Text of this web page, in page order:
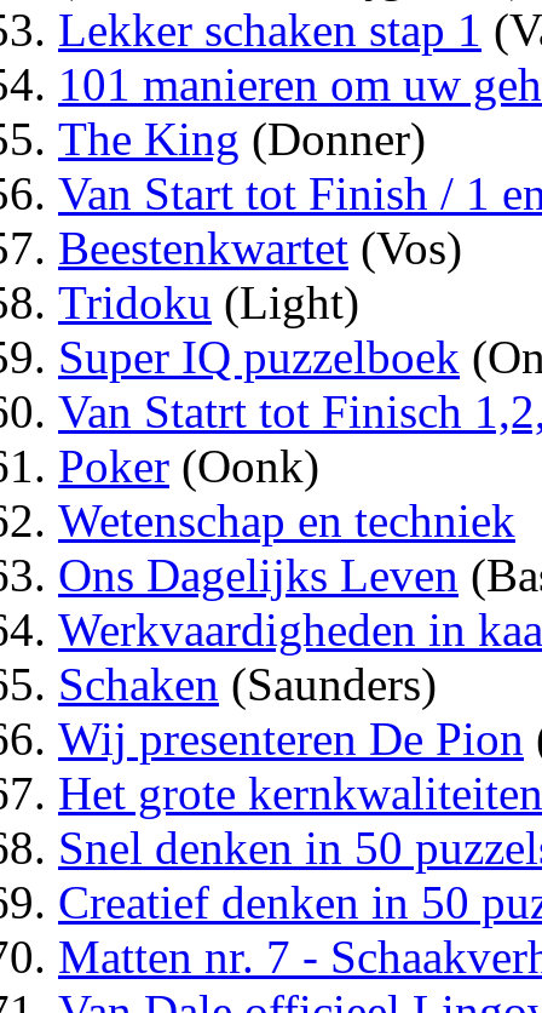
Lekker schaken stap 1
101 manieren om uw
The King (Donner)
Van Start tot Finish / 1
Beestenkwartet (Vos)
Tridoku (Light)
Super IQ puzzelboek
Van Statrt tot Finisch
Poker (Oonk)
Wetenschap en techniek
Ons Dagelijks Leven
Werkvaardigheden in
Schaken (Saunders)
Wij presenteren De Pion
Het grote
Snel denken in 50
Creatief denken in 50
Matten nr. 7 -